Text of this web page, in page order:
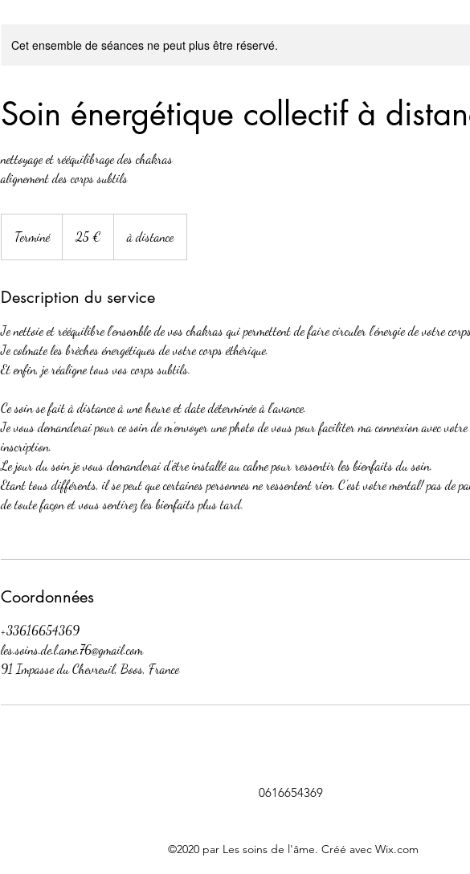
Cet ensemble de séances ne peut plus être réservé.
Soin énergétique collectif à
nettoyage et rééquilibrage des chakras
alignement des corps subtils
TerminéT
m
n
é
25 € à distance
Description du service
Je nettoie et rééquilibre l'ensemble de vos chakras qui permettent de faire circuler l'énergie de votre
Je colmate les brèches énergétiques de votre corps éthérique.
Et enfin, je réaligne tous vos corps subtils.
Ce soin se fait à distance à une heure et date déterminée à l'avance.
Je vous demanderai pour ce soin de m'envoyer une photo de vous pour faciliter ma connexion avec
inscription.
Le jour du soin je vous demanderai d'être installé au calme pour ressentir les bienfaits du soin.
Etant tous différents, il se peut que certaines personnes ne ressentent rien. C'est votre mental! pas de
de toute façon et vous sentirez les bienfaits plus tard.
Coordonnées
+33616654369
les.soins.de.l.ame.76@gmail.com
91 Impasse du Chevreuil, Boos, France
0616654369
©2020 par Les soins de l'âme. Créé avec Wix.com